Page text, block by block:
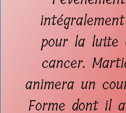
pour la lutte
cancer.
animera un
Forme dont il